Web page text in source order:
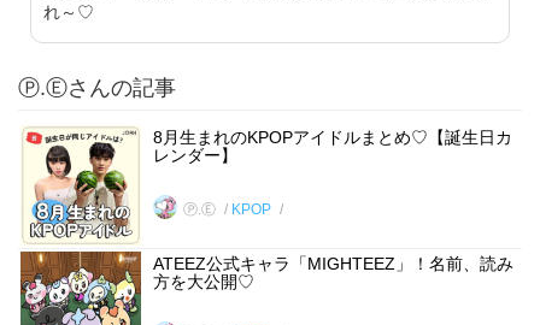
れ～♡
Ⓟ.Ⓔさんの記事
8月生まれのKPOPアイドルまとめ♡【誕生日カ
レンダー】
Ⓟ.Ⓔ KPOP
ATEEZ公式キャラ「MIGHTEEZ」！名前、読み
方を大公開♡